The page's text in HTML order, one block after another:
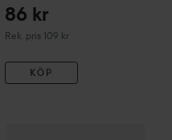
86 kr
Rek. pris 109 kr
Rekommenderat pris 109 kr
KÖP